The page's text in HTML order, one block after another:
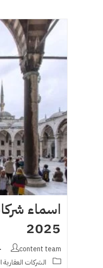
اسماء
2025
Post
author:
content team
Post
الشركات العقارية